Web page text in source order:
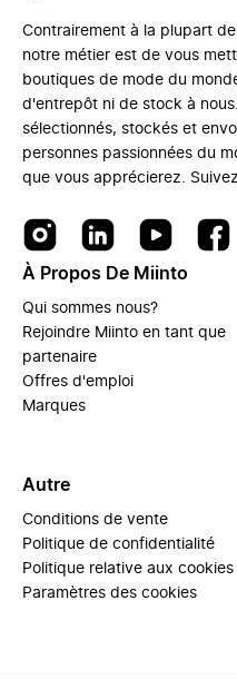
Contrairement à la plupart
notre métier est de vous
boutiques de mode du
d'entrepôt ni de stock à
sélectionnés, stockés et
personnes passionnées du
que vous apprécierez.
À Propos De Miinto
Qui sommes nous?
Rejoindre Miinto en tant que
partenaire
Offres d'emploi
Marques
Autre
Conditions de vente
Politique de confidentialité
Politique relative aux cookies
Paramètres des cookies